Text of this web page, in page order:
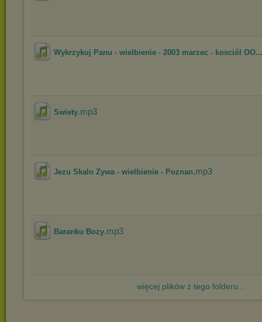
Wykrzykuj Panu - wielbienie - 2003 marzec - kosciól OO...
Swiety.mp3
Jezu Skalo Zywa - wielbienie - Poznan.mp3
Baranku Bozy.mp3
więcej plików z tego folderu...